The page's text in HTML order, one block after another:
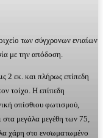
των σύγχρονων ενιαίων
με την απόδοση.
2 εκ. και πλήρως επίπεδη
τοίχο. Η επίπεδη
οπίσθιου φωτισμού,
μεγάλα μεγέθη των 75,
χάρη στο ενσωματωμένο